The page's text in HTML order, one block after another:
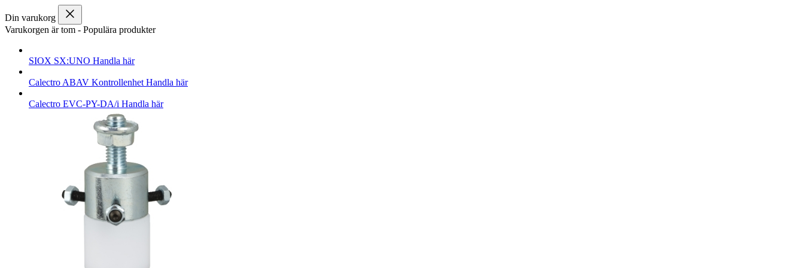
Din varukorg
Varukorgen är tom - Populära produkter
SIOX SX:UNO Handla här
Calectro ABAV Kontrollenhet Handla här
Calectro EVC-PY-DA/i Handla här